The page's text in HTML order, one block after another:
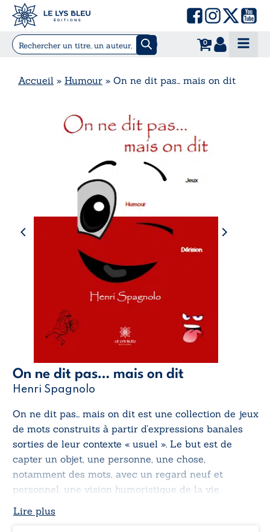
0
Accueil » Humour » On ne dit pas… mais on dit
On ne dit pas… mais on dit
Henri Spagnolo
On ne dit pas… mais on dit est une collection de jeux
de mots construits à partir d’expressions banales
sorties de leur contexte « usuel ». Le but est de
capter un objet, une personne, une chose,
notamment des mots, avec un regard neuf et
personnel, une vision humoristique de la vie.
Lire plus